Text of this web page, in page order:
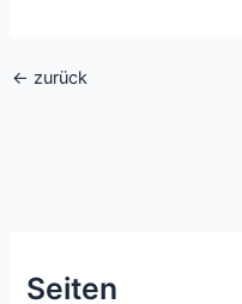
← zurück
Seiten